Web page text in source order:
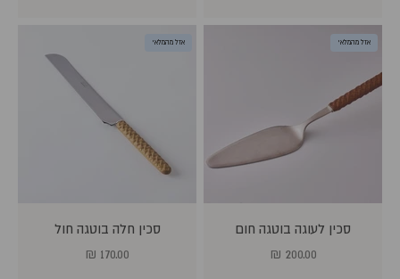
אזל מהמלאי
סכין לעוגה בוטגה חום
מחיר מבצע
200.00 ₪
אזל מהמלאי
סכין חלה בוטגה חול
מחיר מבצע
170.00 ₪